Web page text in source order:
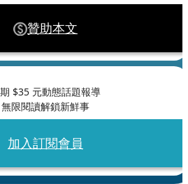
贊助本文
$35 元動態話題報導
無限閱讀解鎖新鮮事
加入訂閱會員